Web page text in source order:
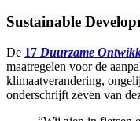
Sustainable
De 17 Duurzame
maatregelen voor de
klimaatverandering,
onderschrijft zeven van